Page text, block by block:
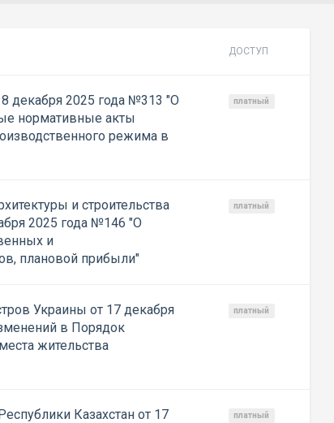
ДОСТУП
декабря 2025 года №313 "О
нормативные акты
режима в
платный
и строительства
2025 года №146 "О
и
плановой прибыли"
платный
Украины от 17 декабря
в Порядок
жительства
платный
Казахстан от 17
платный